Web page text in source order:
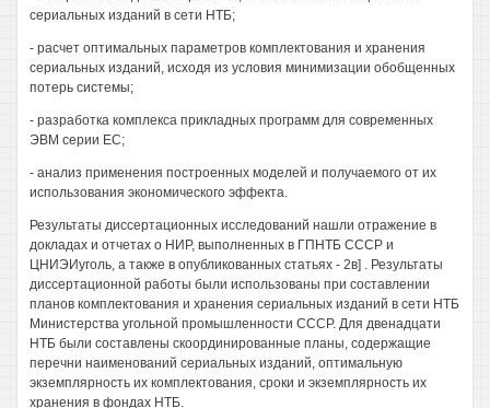
сериальных изданий в сети НТБ;
- расчет оптимальных параметров комплектования и хранения
сериальных изданий, исходя из условия минимизации обобщенных
потерь системы;
- разработка комплекса прикладных программ для современных
ЭВМ серии ЕС;
- анализ применения построенных моделей и получаемого от их
использования экономического эффекта.
Результаты диссертационных исследований нашли отражение в
докладах и отчетах о НИР, выполненных в ГПНТБ СССР и
ЦНИЭИуголь, а также в опубликованных статьях - 2в] . Результаты
диссертационной работы были использованы при составлении
планов комплектования и хранения сериальных изданий в сети НТБ
Министерства угольной промышленности СССР. Для двенадцати
НТБ были составлены скоординированные планы, содержащие
перечни наименований сериальных изданий, оптимальную
экземплярность их комплектования, сроки и экземплярность их
хранения в фондах НТБ.